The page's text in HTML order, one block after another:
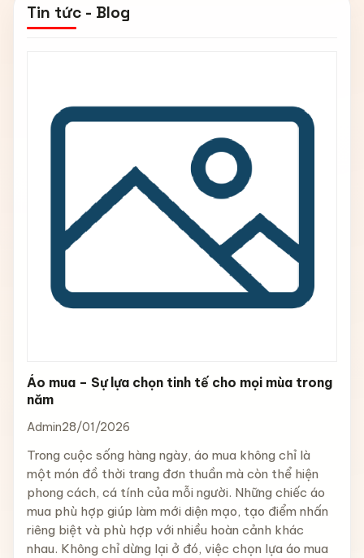
Tin tức - Blog
Áo mua – Sự lựa chọn tinh tế cho mọi mùa trong
năm
Admin28/01/2026
Trong cuộc sống hàng ngày, áo mua không chỉ là
một món đồ thời trang đơn thuần mà còn thể hiện
phong cách, cá tính của mỗi người. Những chiếc áo
mua phù hợp giúp làm mới diện mạo, tạo điểm nhấn
riêng biệt và phù hợp với nhiều hoàn cảnh khác
nhau. Không chỉ dừng lại ở đó, việc chọn lựa áo mua